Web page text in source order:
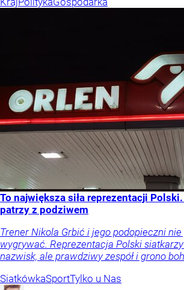
To największa siła reprezentacji
patrzy z podziwem
Trener Nikola Grbić i jego podopieczni
wygrywać. Reprezentacja Polski
nazwisk, ale prawdziwy zespół i grono
SiatkówkaSportTylko u Nas